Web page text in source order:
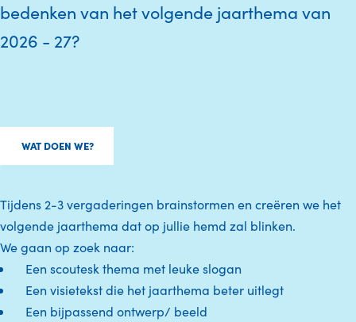
bedenken van het volgende jaarthema van
2026 - 27?
WAT DOEN WE?
Tijdens 2-3 vergaderingen brainstormen en creëren we het
volgende jaarthema dat op jullie hemd zal blinken.
We gaan op zoek naar:
Een scoutesk thema met leuke slogan
Een visietekst die het jaarthema beter uitlegt
Een bijpassend ontwerp/ beeld